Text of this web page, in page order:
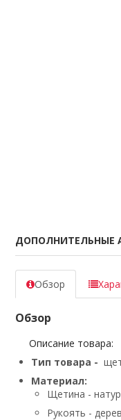
ДОПОЛНИТЕЛЬНЫЕ
Обзор
Обзор
Описание товара:
Тип товара -
Материал:
Щетина -
Рукоять -